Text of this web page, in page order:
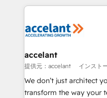
new HubSpot portal
CRM Migrations using
HubSpot's Global
worldwide, and with
One company, one
across offices and
Canada, Germany,
South Africa. Certified compliant with ISO/IEC
accelant
提供元：accelant インスト
We don’t just architect
transform the way your